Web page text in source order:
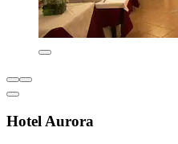
Hotel Aurora